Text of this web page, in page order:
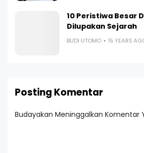
10 Peristiwa Besar
Dilupakan Sejarah
BUDI UTOMO 15 YEARS
Posting Komentar
Budayakan Meninggalkan Komentar